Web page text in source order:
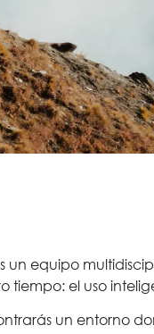
un equipo
tiempo: el uso
un entorno